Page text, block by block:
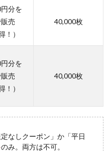
分を
売
！）
40,000枚
分を
売
！）
40,000枚
定なしクーポン」か「平日
のみ。両方は不可。